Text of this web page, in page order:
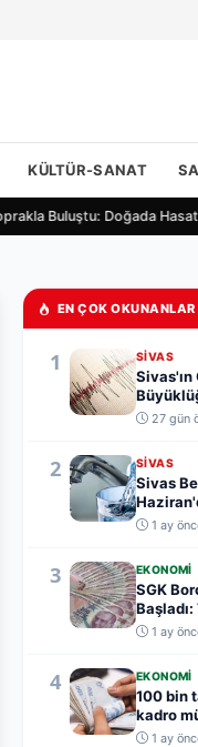
KÜLTÜR-SANAT
Buluştu: Doğada Hasat
EN ÇOK OKUNANLAR
1 SIVAS
27 gün
2 SIVAS
Sivas
1 ay
3 EKONOMI
SGK
Başladı:
Teminat
1 ay
4 EKONOMI
100 bin
kadro
yaş şartı
1 ay